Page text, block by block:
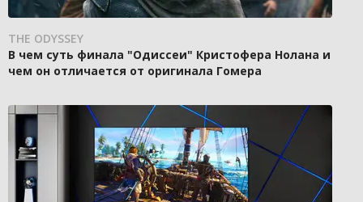
THE ODYSSEY
В чем суть финала "Одиссеи" Кристофера Нолана и
чем он отличается от оригинала Гомера